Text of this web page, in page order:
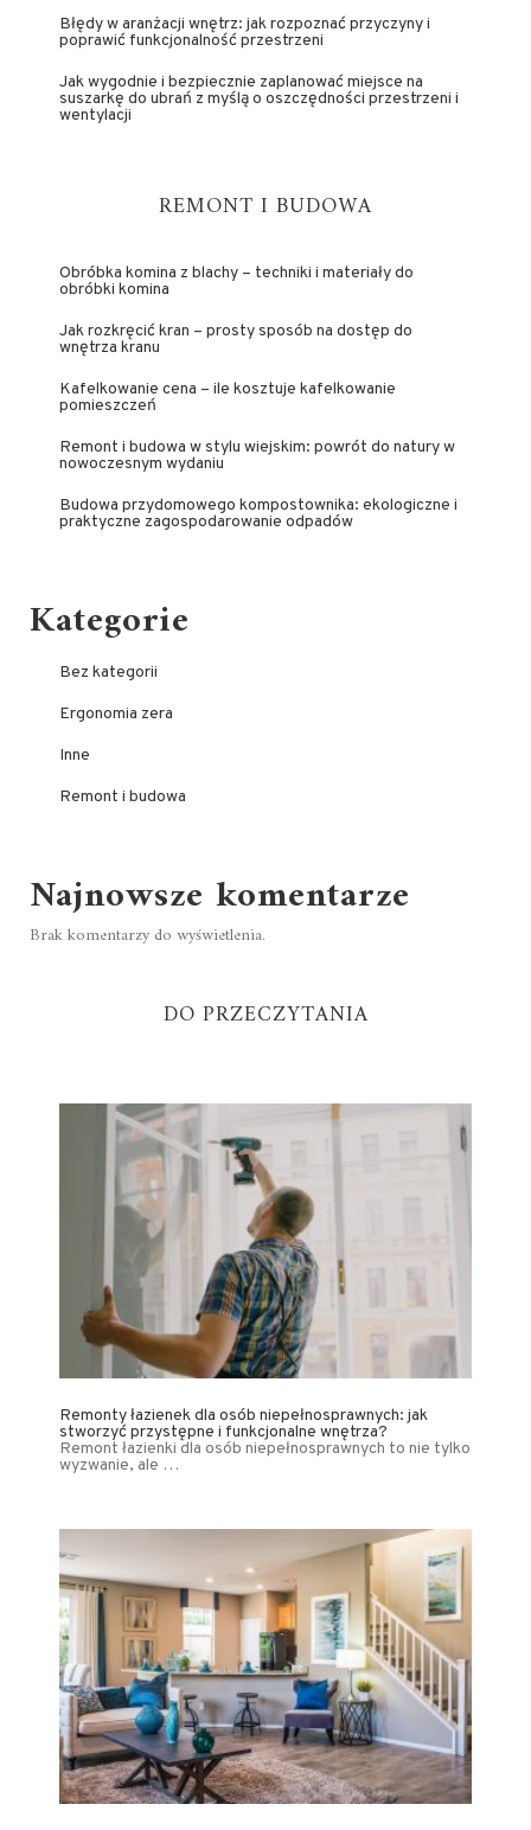
Błędy w aranżacji wnętrz: jak rozpoznać przyczyny i
poprawić funkcjonalność przestrzeni
Jak wygodnie i bezpiecznie zaplanować miejsce na
suszarkę do ubrań z myślą o oszczędności przestrzeni i
wentylacji
REMONT I BUDOWA
Obróbka komina z blachy – techniki i materiały do
obróbki komina
Jak rozkręcić kran – prosty sposób na dostęp do
wnętrza kranu
Kafelkowanie cena – ile kosztuje kafelkowanie
pomieszczeń
Remont i budowa w stylu wiejskim: powrót do natury w
nowoczesnym wydaniu
Budowa przydomowego kompostownika: ekologiczne i
praktyczne zagospodarowanie odpadów
Kategorie
Bez kategorii
Ergonomia zera
Inne
Remont i budowa
Najnowsze komentarze
Brak komentarzy do wyświetlenia.
DO PRZECZYTANIA
Remonty łazienek dla osób niepełnosprawnych: jak
stworzyć przystępne i funkcjonalne wnętrza?
Remont łazienki dla osób niepełnosprawnych to nie tylko
wyzwanie, ale …